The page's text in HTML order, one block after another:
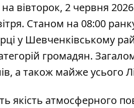
вівторок, 2 червня
Станом на 08:00
у Шевченківському
громадян.
а також майже усього
якість атмосферного